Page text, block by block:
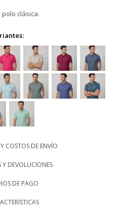
polo clásica.
COSTOS DE ENVÍO
Y DEVOLUCIONES
DE PAGO